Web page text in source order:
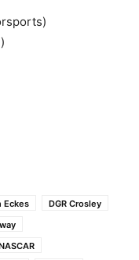
Eckes
DGR Crosley